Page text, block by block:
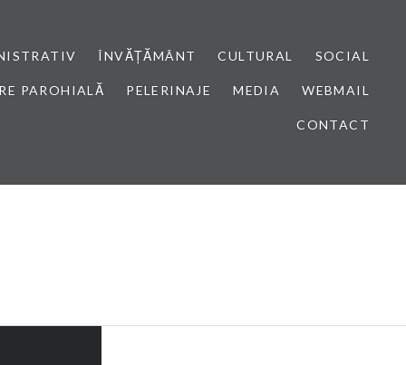
ÎNVĂȚĂMÂNT CULTURAL SOCIAL
PAROHIALĂ PELERINAJE MEDIA WEBMAIL
CONTACT